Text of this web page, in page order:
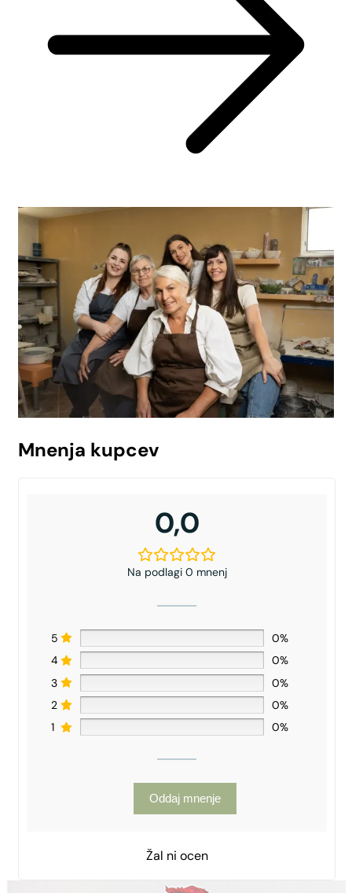
Mnenja kupcev
0,0
Na podlagi 0 mnenj
5
0%
4
0%
3
0%
2
0%
1
0%
Oddaj mnenje
Žal ni ocen